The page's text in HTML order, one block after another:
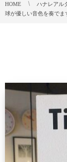
HOME ハナレアル
球が優しい音色を奏でま